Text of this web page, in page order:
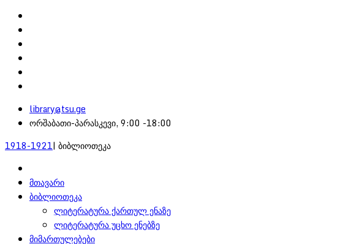
library@tsu.ge
ორშაბათი-პარასკევი, 9:00 -18:00
1918-1921| ბიბლიოთეკა
მთავარი
ბიბლიოთეკა
ლიტერატურა ქართულ ენაზე
ლიტერატურა უცხო ენებზე
მიმართულებები